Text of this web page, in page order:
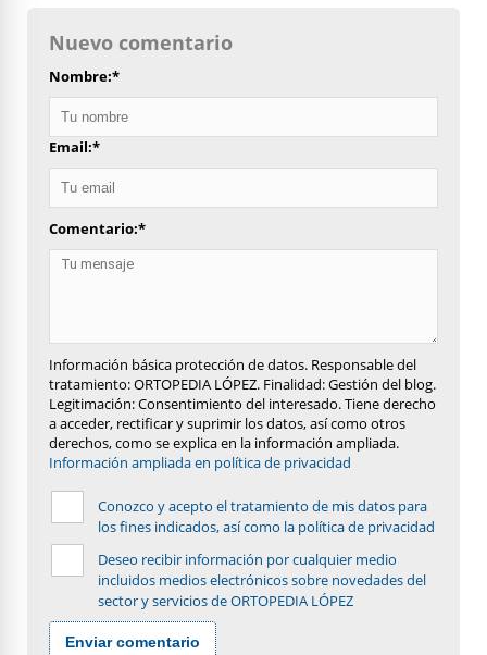
Nuevo comentario
Nombre:*
Email:*
Comentario:*
Información básica protección de datos. Responsable del
tratamiento: ORTOPEDIA LÓPEZ. Finalidad: Gestión del blog.
Legitimación: Consentimiento del interesado. Tiene derecho
a acceder, rectificar y suprimir los datos, así como otros
derechos, como se explica en la información ampliada.
Información ampliada en política de privacidad
Conozco y acepto el tratamiento de mis datos para
los fines indicados, así como la política de privacidad
Deseo recibir información por cualquier medio
incluidos medios electrónicos sobre novedades del
sector y servicios de ORTOPEDIA LÓPEZ
Enviar comentario